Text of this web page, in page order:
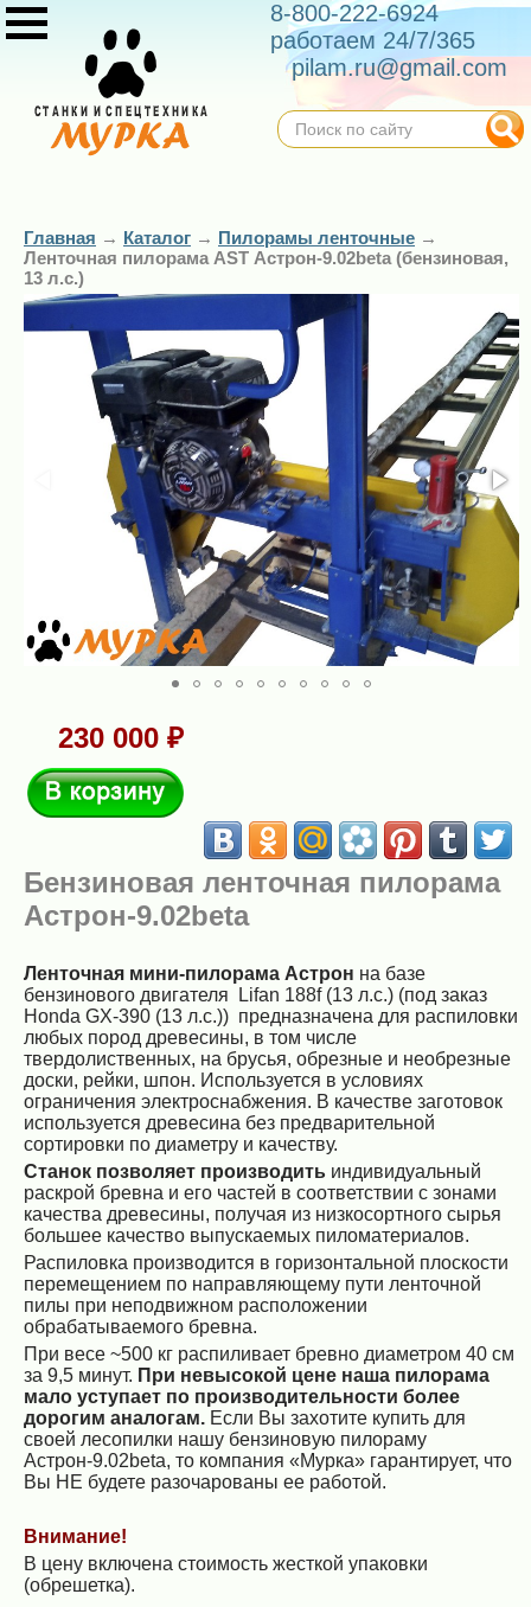
8-800-222-6924
работаем 24/7/365
pilam.ru@gmail.com
Главная → Каталог → Пилорамы ленточные →
Ленточная пилорама AST Астрон-9.02beta (бензиновая,
13 л.с.)
230 000 ₽
Бензиновая ленточная пилорама
Астрон-9.02beta
Ленточная мини-пилорама Астрон на базе
бензинового двигателя Lifan 188f (13 л.с.) (под заказ
Honda GX-390 (13 л.с.)) предназначена для распиловки
любых пород древесины, в том числе
твердолиственных, на брусья, обрезные и необрезные
доски, рейки, шпон. Используется в условиях
ограничения электроснабжения. В качестве заготовок
используется древесина без предварительной
сортировки по диаметру и качеству.
Станок позволяет производить индивидуальный
раскрой бревна и его частей в соответствии с зонами
качества древесины, получая из низкосортного сырья
большее качество выпускаемых пиломатериалов.
Распиловка производится в горизонтальной плоскости
перемещением по направляющему пути ленточной
пилы при неподвижном расположении
обрабатываемого бревна.
При весе ~500 кг распиливает бревно диаметром 40 см
за 9,5 минут. При невысокой цене наша пилорама
мало уступает по производительности более
дорогим аналогам. Если Вы захотите купить для
своей лесопилки нашу бензиновую пилораму
Астрон-9.02beta, то компания «Мурка» гарантирует, что
Вы НЕ будете разочарованы ее работой.
Внимание!
В цену включена стоимость жесткой упаковки
(обрешетка).